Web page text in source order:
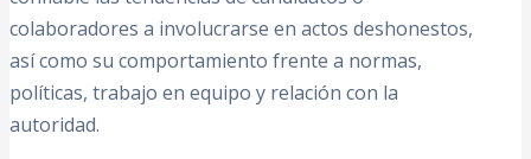
colaboradores a involucrarse en actos deshonestos,
así como su comportamiento frente a normas,
políticas, trabajo en equipo y relación con la
autoridad.